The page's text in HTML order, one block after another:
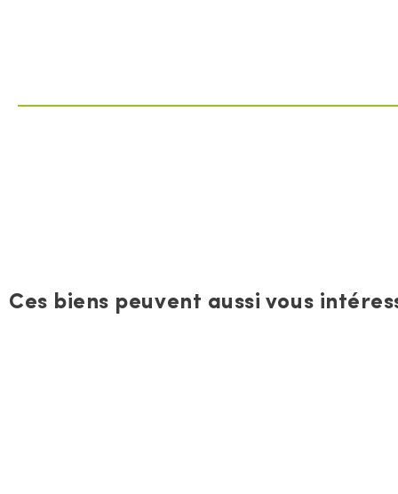
Ces biens peuvent aussi vous